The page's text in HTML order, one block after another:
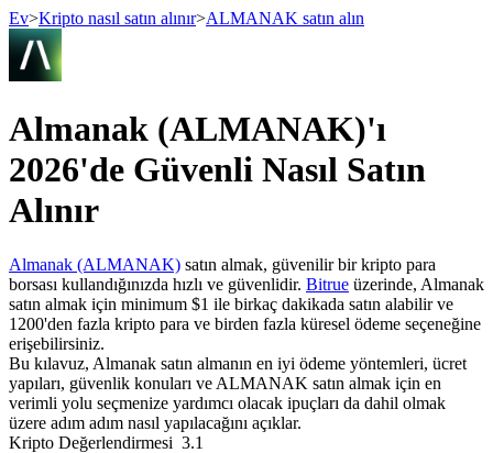
USDT Vadeli İşlemleri
Teminat olarak USDT kullanan vadeli işlemler
Ev>Kripto nasıl satın alınır>ALMANAK satın alın
Almanak (ALMANAK)'ı
2026'de Güvenli Nasıl Satın
Alınır
Almanak (ALMANAK) satın almak, güvenilir bir kripto para
borsası kullandığınızda hızlı ve güvenlidir. Bitrue üzerinde, Almanak
satın almak için minimum $1 ile birkaç dakikada satın alabilir ve
1200'den fazla kripto para ve birden fazla küresel ödeme seçeneğine
erişebilirsiniz.
Bu kılavuz, Almanak satın almanın en iyi ödeme yöntemleri, ücret
yapıları, güvenlik konuları ve ALMANAK satın almak için en
verimli yolu seçmenize yardımcı olacak ipuçları da dahil olmak
üzere adım adım nasıl yapılacağını açıklar.
Kripto Değerlendirmesi 3.1